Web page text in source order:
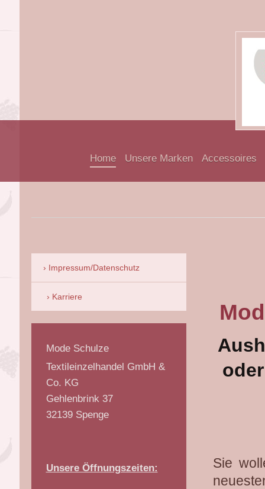
Home Unsere Marken Accessoires
Sie
Impressum/Datenschutz
Karriere
Mode Schulze
Textileinzelhandel GmbH &
Co. KG
Gehlenbrink 37
32139 Spenge
Unsere Öffnungszeiten: